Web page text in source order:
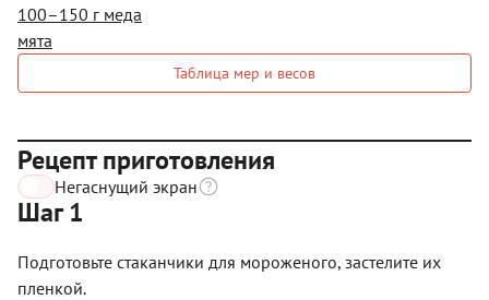
100–150 г меда
мята
Таблица мер и весов
Рецепт приготовления
Негаснущий экран
Шаг 1
Подготовьте стаканчики для мороженого, застелите их
пленкой.